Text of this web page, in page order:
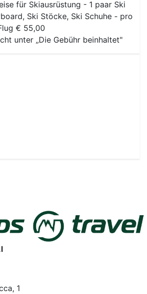
für Skiausrüstung - 1 paar Ski
Ski Stöcke, Ski Schuhe - pro
€ 55,00
unter „Die Gebühr beinhaltet"
1